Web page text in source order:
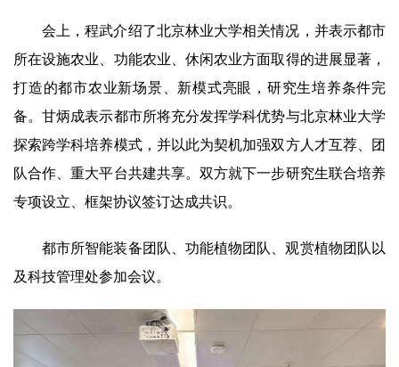
成果转化
党建文化
农科研学
园区服务
会上，程武介绍了北京林业大学相关情况，并表示都市
所在设施农业、功能农业、休闲农业方面取得的进展显著，
打造的都市农业新场景、新模式亮眼，研究生培养条件完
备。甘炳成表示都市所将充分发挥学科优势与北京林业大学
探索跨学科培养模式，并以此为契机加强双方人才互荐、团
队合作、重大平台共建共享。双方就下一步研究生联合培养
专项设立、框架协议签订达成共识。
都市所智能装备团队、功能植物团队、观赏植物团队以
及科技管理处参加会议。